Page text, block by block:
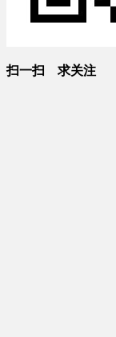
扫一扫 求关注